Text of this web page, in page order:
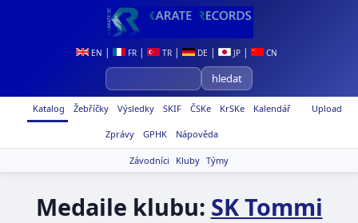
EN | FR | TR | DE | JP | CN
Upload
Katalog Žebříčky Výsledky SKIF ČSKe KrSKe Kalendář
Zprávy GPHK Nápověda
Závodníci Kluby Týmy
Medaile klubu: SK Tommi